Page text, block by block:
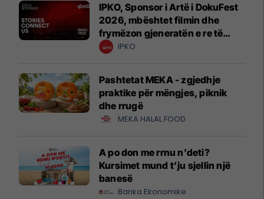
IPKO, Sponsor i Artë i DokuFest
2026, mbështet filmin dhe
frymëzon gjeneratën e re të
krijuesve
IPKO
Pashtetat MEKA - zgjedhje
praktike për mëngjes, piknik
dhe rrugë
MEKA HALAL FOOD
A po don me rrnu n’deti?
Kursimet mund t’ju sjellin një
banesë
Banka Ekonomike